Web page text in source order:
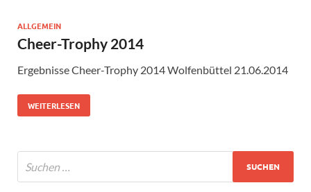
ALLGEMEIN
Cheer-Trophy 2014
Ergebnisse Cheer-Trophy 2014 Wolfenbüttel 21.06.2014
WEITERLESEN